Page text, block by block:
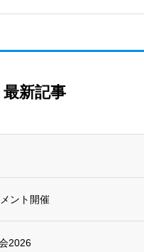
最新記事
ント開催
2026